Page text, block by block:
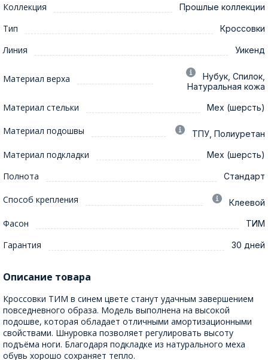
Коллекция Прошлые коллекции
Тип Кроссовки
Линия Уикенд
Материал верха
Нубук, Спилок,
Натуральная кожа
Материал стельки Мех (шерсть)
Материал подошвы ТПУ, Полиуретан
Материал подкладки Мех (шерсть)
Полнота Стандарт
Способ крепления Клеевой
Фасон ТИМ
Гарантия 30 дней
Описание товара
Кроссовки ТИМ в синем цвете станут удачным завершением
повседневного образа. Модель выполнена на высокой
подошве, которая обладает отличными амортизационными
свойствами. Шнуровка позволяет регулировать высоту
подъёма ноги. Благодаря подкладке из натурального меха
обувь хорошо сохраняет тепло.